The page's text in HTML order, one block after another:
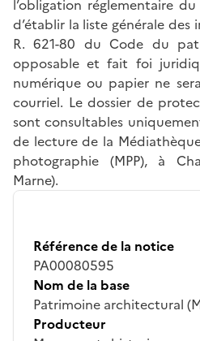
l’obligation réglementaire
d’établir la liste générale des
R. 621-80 du Code du
opposable et fait foi
numérique ou papier ne
courriel. Le dossier de
sont consultables
de lecture de la
photographie (MPP), à
Marne).
Référence de la notice
PA00080595
Nom de la base
Patrimoine architectural
Producteur